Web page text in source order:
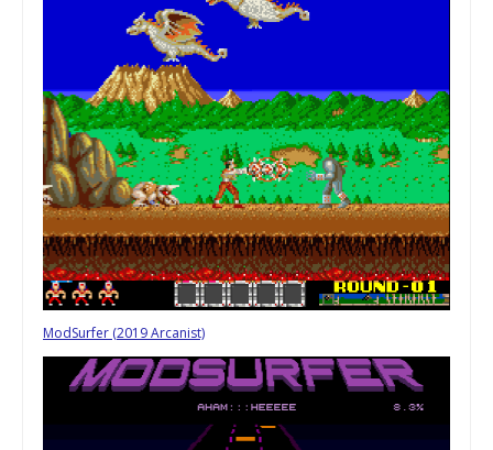
ModSurfer (2019 Arcanist)